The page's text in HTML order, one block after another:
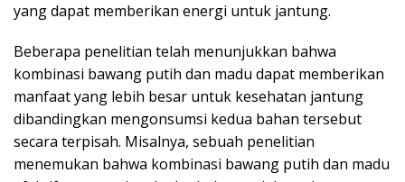
yang dapat memberikan energi untuk jantung.
Beberapa penelitian telah menunjukkan bahwa
kombinasi bawang putih dan madu dapat memberikan
manfaat yang lebih besar untuk kesehatan jantung
dibandingkan mengonsumsi kedua bahan tersebut
secara terpisah. Misalnya, sebuah penelitian
menemukan bahwa kombinasi bawang putih dan madu